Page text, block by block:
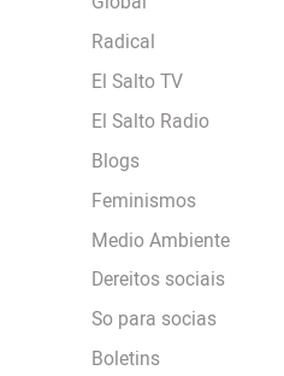
Radical
El Salto TV
El Salto Radio
Blogs
Feminismos
Medio Ambiente
Dereitos sociais
So para socias
Boletins